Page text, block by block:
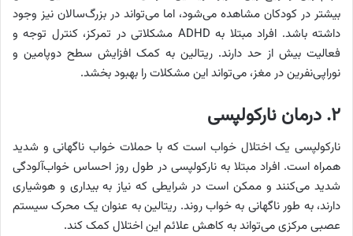
بیشتر در کودکان مشاهده می‌شود، اما می‌تواند در بزرگ‌سالان نیز وجود
داشته باشد. افراد مبتلا به ADHD مشکلاتی در تمرکز، کنترل توجه و
فعالیت بیش از حد دارند. ریتالین به کمک افزایش سطح دوپامین و
نوراپی‌نفرین در مغز، می‌تواند این مشکلات را بهبود بخشد.
۲. درمان نارکولپسی
نارکولپسی یک اختلال خواب است که با حملات خواب ناگهانی و شدید
همراه است. افراد مبتلا به نارکولپسی در طول روز احساس خواب‌آلودگی
شدید می‌کنند و ممکن است در شرایطی که نیاز به بیداری و هوشیاری
دارند، به طور ناگهانی به خواب روند. ریتالین به عنوان یک محرک سیستم
عصبی مرکزی می‌تواند به کاهش علائم این اختلال کمک کند.